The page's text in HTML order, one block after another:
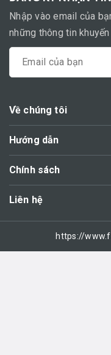
Nhập vào email của
những thông tin
Về chúng tôi
Hướng dẫn
Chính sách
Liên hệ
https://